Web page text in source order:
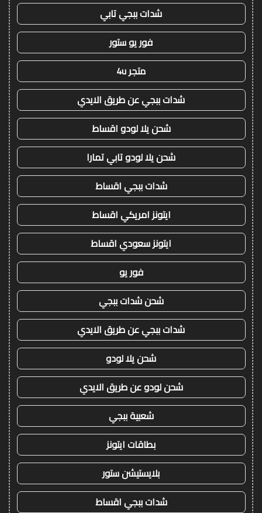
شدات ببجي تابي
فور يو ستور
متجر 4u
شدات ببجي عن طريق الايدي
شحن يلا لودو اقساط
شحن يلا لودو تابي تمارا
شدات ببجي اقساط
ايتونز امريكي اقساط
ايتونز سعودي اقساط
فور يو
شحن شدات ببجي
شدات ببجي عن طريق الايدي
شحن يلا لودو
شحن لودو عن طريق الايدي
شعبية ببجي
بطاقات ايتونز
بلايستيشن ستور
شدات ببجي اقساط